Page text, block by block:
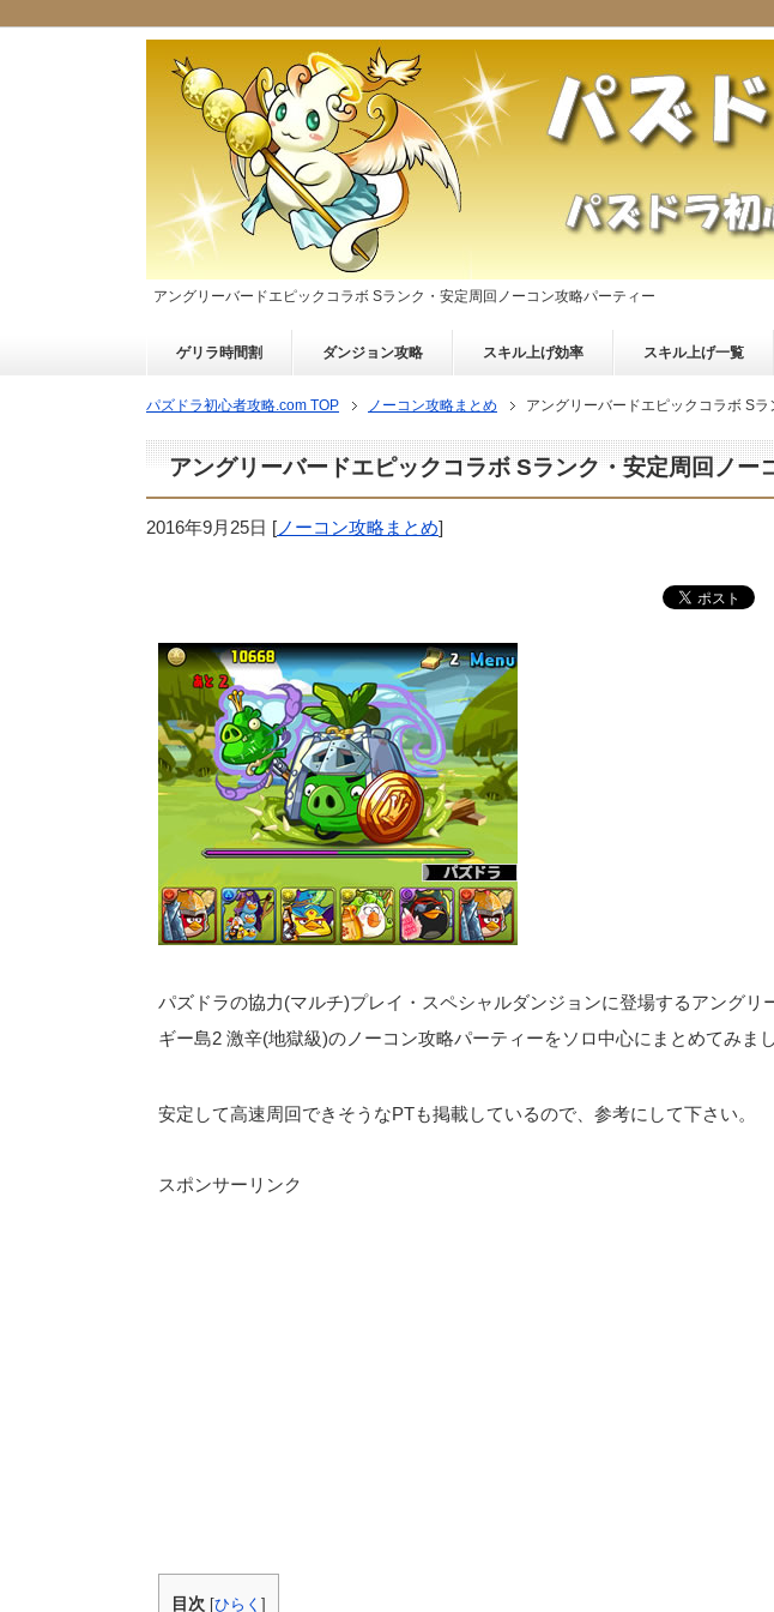
アングリーバードエピックコラボ Sランク・安定周回ノーコン攻略パーティー
ゲリラ時間割 ダンジョン攻略 スキル上げ効率 スキル上げ一覧
パズドラ初心者攻略.com TOP ノーコン攻略まとめ アングリーバードエピックコラボ S
アングリーバードエピックコラボ Sランク・安定周回ノー
2016年9月25日 [ノーコン攻略まとめ]
パズドラの協力(マルチ)プレイ・スペシャルダンジョンに登場するアングリ
ギー島2 激辛(地獄級)のノーコン攻略パーティーをソロ中心にまとめてみまし
安定して高速周回できそうなPTも掲載しているので、参考にして下さい。
スポンサーリンク
目次 [ひらく ]